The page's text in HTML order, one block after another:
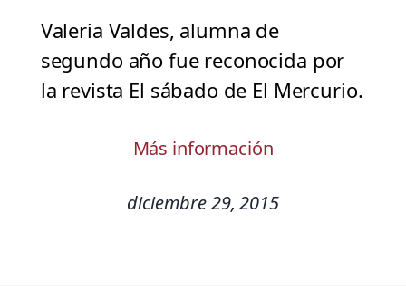
Valeria Valdes, alumna de
segundo año fue reconocida por
la revista El sábado de El Mercurio.
Más información
diciembre 29, 2015